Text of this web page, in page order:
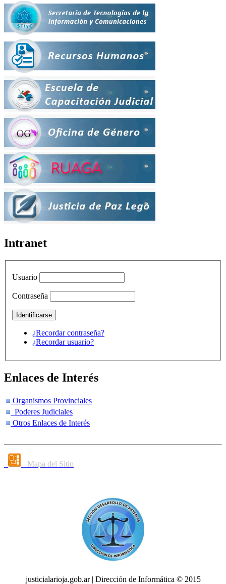
Intranet
Usuario
Contraseña
¿Recordar contraseña?
¿Recordar usuario?
Enlaces de Interés
Organismos Provinciales
Poderes Judiciales
Otros Enlaces de Interés
Mapa del Sitio
justicialarioja.gob.ar | Dirección de Informática © 2015